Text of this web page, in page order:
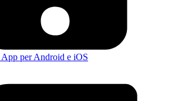
App per Android e iOS